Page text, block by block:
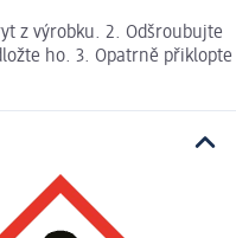
z výrobku. 2. Odšroubujte
ho. 3. Opatrně přiklopte